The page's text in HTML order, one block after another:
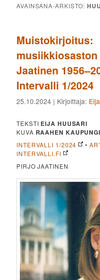
AVAINSANA-ARKISTO:
Muistokirjoitus:
Jaatinen
Intervalli 1/2024
25.10.2024 | Kirjoittaja:
TEKSTI EIJA HUUSARI
KUVA RAAHEN
INTERVALLI 1/2024 •
INTERVALLI.FI
PIRJO JAATINEN